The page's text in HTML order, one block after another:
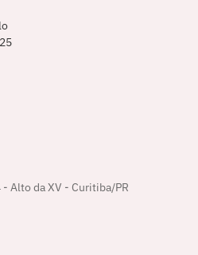
- Alto da XV - Curitiba/PR